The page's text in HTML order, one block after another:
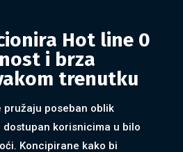
Hot line 0
i brza
trenutku
pružaju poseban oblik
korisnicima u bilo
Koncipirane kako bi